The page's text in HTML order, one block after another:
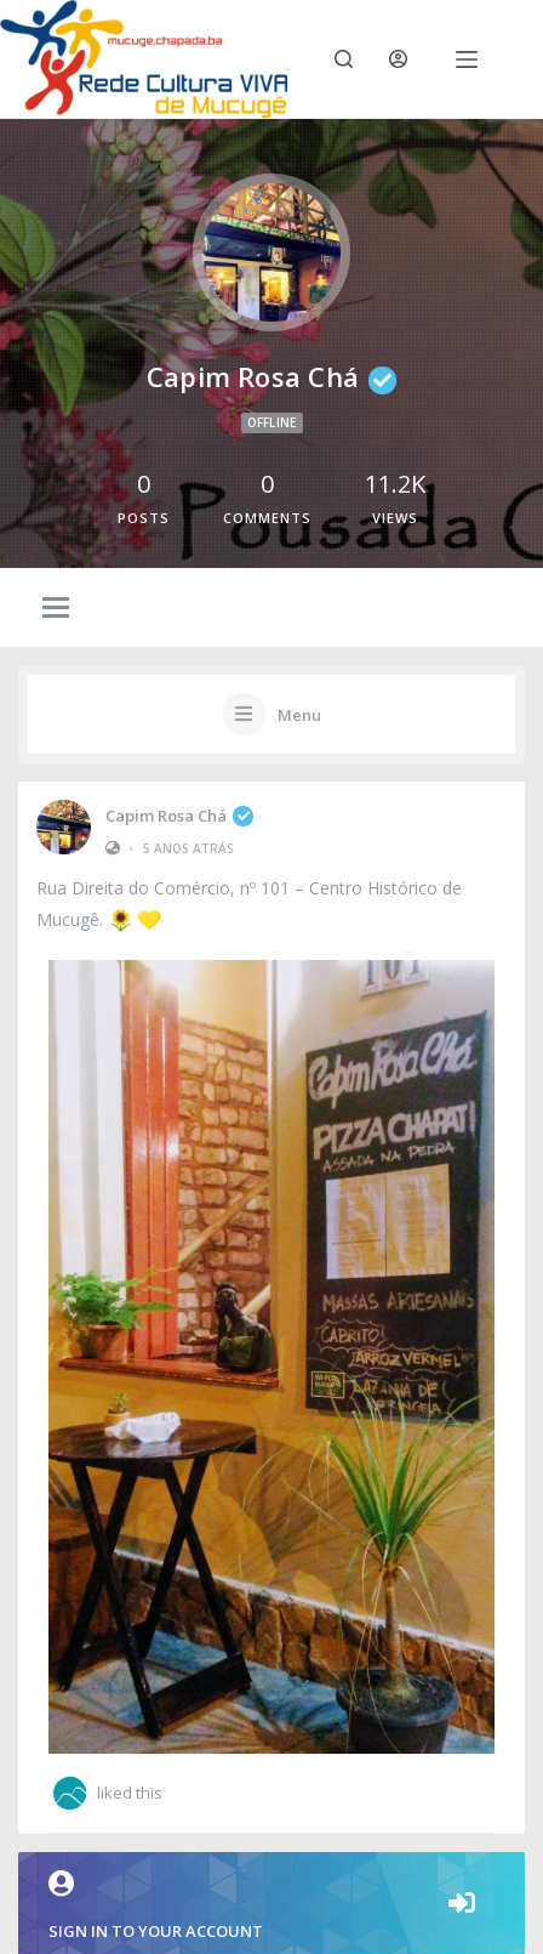
Capim Rosa Chá
OFFLINE
0
POSTS
0
COMMENTS
11.2K
VIEWS
Menu
Capim Rosa Chá
• 5 ANOS ATRÁS
Rua Direita do Comércio, nº 101 – Centro Histórico de
Mucugê.
liked this
SIGN IN TO YOUR ACCOUNT